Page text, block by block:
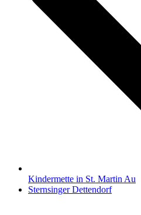
Kindermette in St. Martin Au
Nächster
Sternsinger Dettendorf